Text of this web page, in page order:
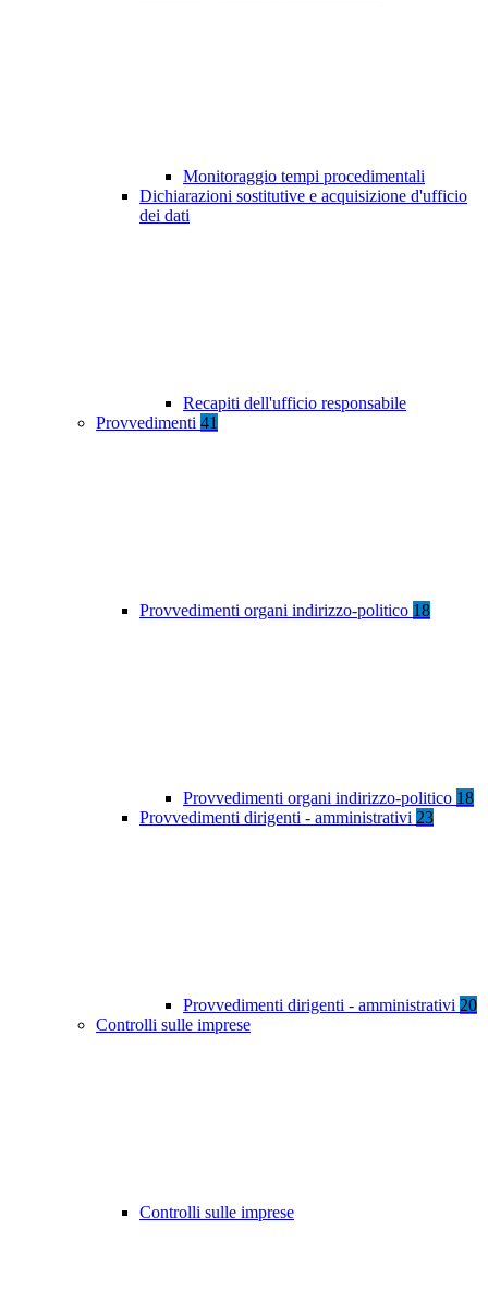
Monitoraggio tempi procedimentali
Dichiarazioni sostitutive e acquisizione d'ufficio
dei dati
Recapiti dell'ufficio responsabile
Provvedimenti 41
Provvedimenti organi indirizzo-politico 18
Provvedimenti organi indirizzo-politico 18
Provvedimenti dirigenti - amministrativi 23
Provvedimenti dirigenti - amministrativi 20
Controlli sulle imprese
Controlli sulle imprese